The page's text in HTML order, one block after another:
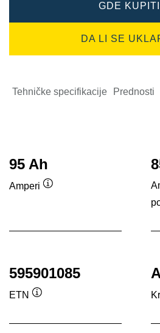
GDE KUPITI
DA LI SE
Tehničke specifikacije Prednosti
95 Ah
Amperi
595901085
ETN